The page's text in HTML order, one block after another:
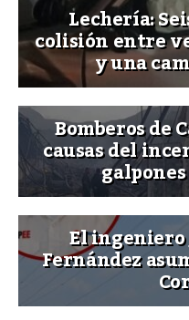
Lechería:
colisión entre
y una
Bomberos de
causas del
El ingeniero
Fernández